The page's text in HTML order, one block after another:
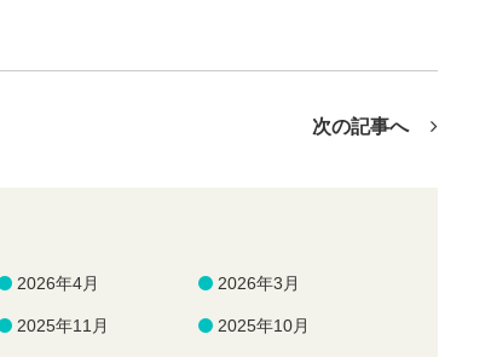
次の記事へ
2026年4月 2026年3月
2025年11月 2025年10月